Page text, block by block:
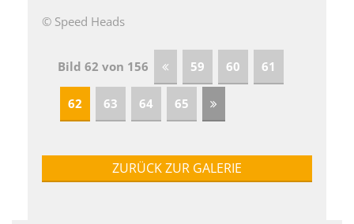
© Speed Heads
Bild 62 von 156 59 60 61
62 63 64 65
ZURÜCK ZUR GALERIE